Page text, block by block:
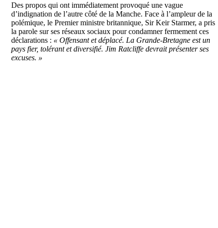
Des propos qui ont immédiatement provoqué une vague
d’indignation de l’autre côté de la Manche. Face à l’ampleur de la
polémique, le Premier ministre britannique, Sir Keir Starmer, a pris
la parole sur ses réseaux sociaux pour condamner fermement ces
déclarations : « Offensant et déplacé. La Grande-Bretagne est un
pays fier, tolérant et diversifié. Jim Ratcliffe devrait présenter ses
excuses. »